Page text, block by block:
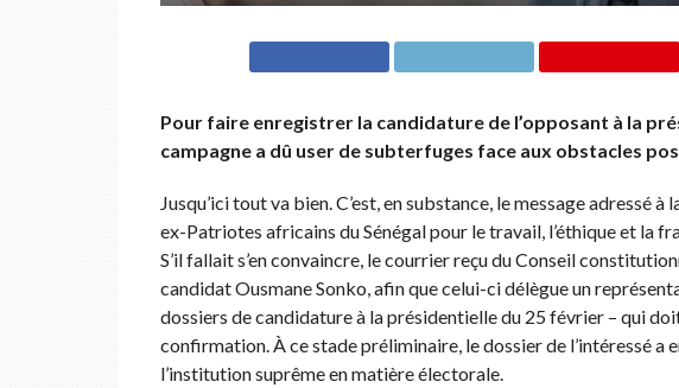
Pour faire enregistrer la candidature de l’opposant à la
campagne a dû user de subterfuges face aux obstacles
Jusqu’ici tout va bien. C’est, en substance, le message adressé
ex-Patriotes africains du Sénégal pour le travail, l’éthique et la
S’il fallait s’en convaincre, le courrier reçu du Conseil
candidat Ousmane Sonko, afin que celui-ci délègue un
dossiers de candidature à la présidentielle du 25 février – qui
confirmation. À ce stade préliminaire, le dossier de l’intéressé
l’institution suprême en matière électorale.